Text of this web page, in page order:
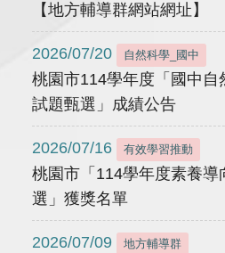
【地方輔導群網站網址】
2026/07/20 自然科學_國中
桃園市114學年度「國中自
試題甄選」成績公告
2026/07/16 有效學習推動
桃園市「114學年度素養導
選」獲獎名單
2026/07/09 地方輔導群